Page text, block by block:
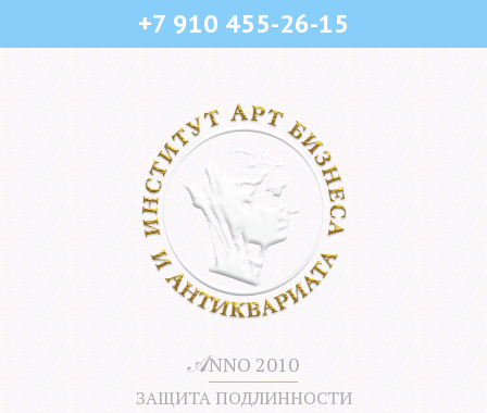
+7 910 455-26-15
𝒜NNO 2010
ЗАЩИТА ПОДЛИННОСТИ